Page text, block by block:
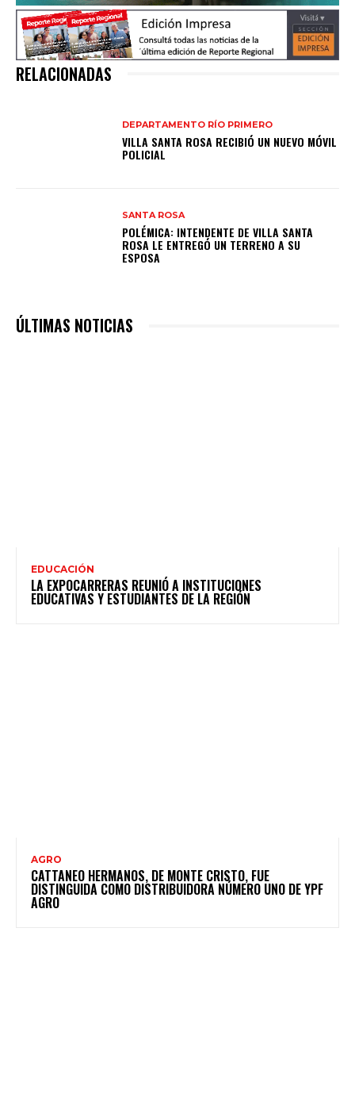
RELACIONADAS
DEPARTAMENTO RÍO PRIMERO
VILLA SANTA ROSA RECIBIÓ UN NUEVO MÓVIL
POLICIAL
SANTA ROSA
POLÉMICA: INTENDENTE DE VILLA SANTA
ROSA LE ENTREGÓ UN TERRENO A SU
ESPOSA
ÚLTIMAS NOTICIAS
EDUCACIÓN
LA EXPOCARRERAS REUNIÓ A INSTITUCIONES
EDUCATIVAS Y ESTUDIANTES DE LA REGIÓN
AGRO
CATTANEO HERMANOS, DE MONTE CRISTO, FUE
DISTINGUIDA COMO DISTRIBUIDORA NÚMERO UNO DE YPF
AGRO